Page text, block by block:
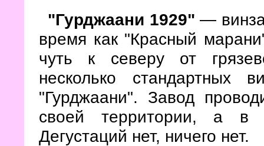
"Гурджаани 1929" —
время как "Красный
чуть к северу от
несколько
"Гурджаани". Завод
своей территории, а
Дегустаций нет, ничего нет.